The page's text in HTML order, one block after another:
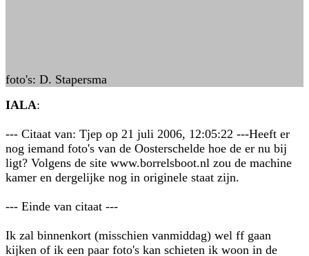
foto's: D. Stapersma
IALA:
--- Citaat van: Tjep op 21 juli 2006, 12:05:22 ---Heeft er
nog iemand foto's van de Oosterschelde hoe de er nu bij
ligt? Volgens de site www.borrelsboot.nl zou de machine
kamer en dergelijke nog in originele staat zijn.
--- Einde van citaat ---
Ik zal binnenkort (misschien vanmiddag) wel ff gaan
kijken of ik een paar foto's kan schieten ik woon in de